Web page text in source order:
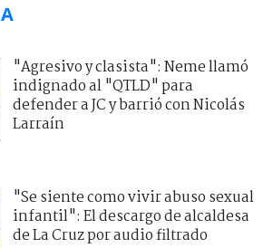
"Agresivo y clasista": Neme llamó
indignado al "QTLD" para
defender a JC y barrió con Nicolás
Larraín
"Se siente como vivir abuso sexual
infantil": El descargo de alcaldesa
de La Cruz por audio filtrado